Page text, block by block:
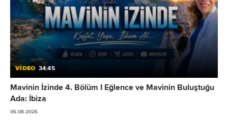
VİDEO 34:45
Mavinin İzinde 4. Bölüm I Eğlence ve Mavinin Buluştuğu
Ada: İbiza
06.08.2026